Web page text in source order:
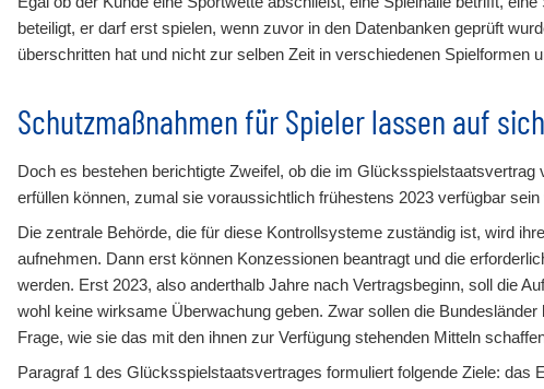
beteiligt, er darf erst spielen, wenn zuvor in den Datenbanken geprüft
überschritten hat und nicht zur selben Zeit in verschiedenen Spielformen
Schutzmaßnahmen für Spieler lassen auf
Doch es bestehen berichtigte Zweifel, ob die im
erfüllen können, zumal sie voraussichtlich frühestens 2023 verfügbar sein
Die zentrale Behörde, die für diese Kontrollsysteme zuständig ist, wird
aufnehmen. Dann erst können Konzessionen beantragt und die
werden. Erst 2023, also anderthalb Jahre nach Vertragsbeginn, soll die
wohl keine wirksame Überwachung geben. Zwar sollen die
Frage, wie sie das mit den ihnen zur Verfügung stehenden Mitteln
Paragraf 1 des Glücksspielstaatsvertrages formuliert folgende Ziele: